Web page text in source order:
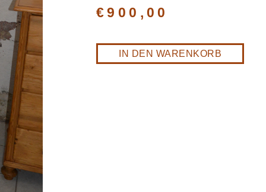
€900,00
IN DEN WARENKORB